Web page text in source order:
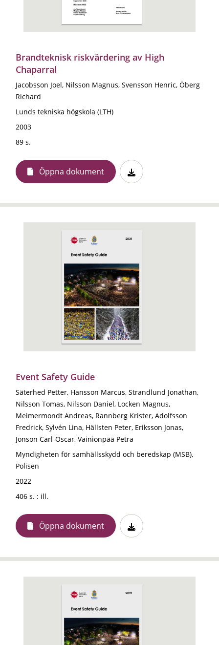
Brandteknisk riskvärdering av High
Chaparral
Jacobsson Joel, Nilsson Magnus, Svensson Henric, Öberg
Richard
Lunds tekniska högskola (LTH)
2003
89 s.
Öppna dokument
Event Safety Guide
Säterhed Petter, Hansson Marcus, Strandlund Jonathan,
Nilsson Tomas, Nilsson Daniel, Locken Magnus,
Meimermondt Andreas, Rannberg Krister, Adolfsson
Fredrick, Sylvén Lina, Hällsten Peter, Eriksson Jonas,
Jonson Carl-Oscar, Vainionpää Petra
Myndigheten för samhällsskydd och beredskap (MSB),
Polisen
2022
406 s. : ill.
Öppna dokument